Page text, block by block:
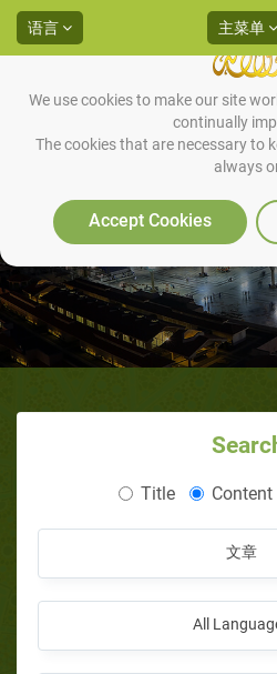
We use cookies to make our site
continually
The cookies that are necessary to
always
Accept Cookies
语言 主菜单
先知穆罕默德传
别人
Title Content
文章
All